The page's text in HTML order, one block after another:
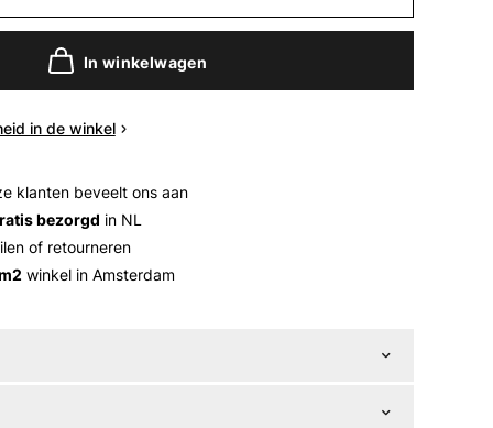
In winkelwagen
in de winkel
klanten beveelt ons aan
bezorgd in NL
of retourneren
winkel in Amsterdam